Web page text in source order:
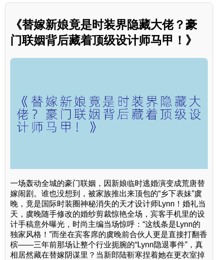
《替嫁新娘竟是时装界隐藏大佬？豪
门联姻背后藏着顶级设计师马甲！》
一场轰动全城的豪门联姻，因新娘临时逃婚演变成荒唐替
嫁闹剧。谁也没想到，被家族推出来顶包的“乡下表妹”虞
晚，竟是国际时装圈神秘消失的天才设计师Lynn！婚礼当
天，虞晚随手修改的婚纱剪裁惊艳全场，宾客手机里的设
计手稿意外曝光，时尚主编当场惊呼：“这线条是Lynn的
独家风格！”而坐在宾客席的虞晚前合伙人更是直接打翻香
槟——三年前那场让整个行业扼腕的“Lynn隐退事件”，真
相居然藏在替嫁阴谋里？当新郎陆靳寒捏着她在更衣室掉